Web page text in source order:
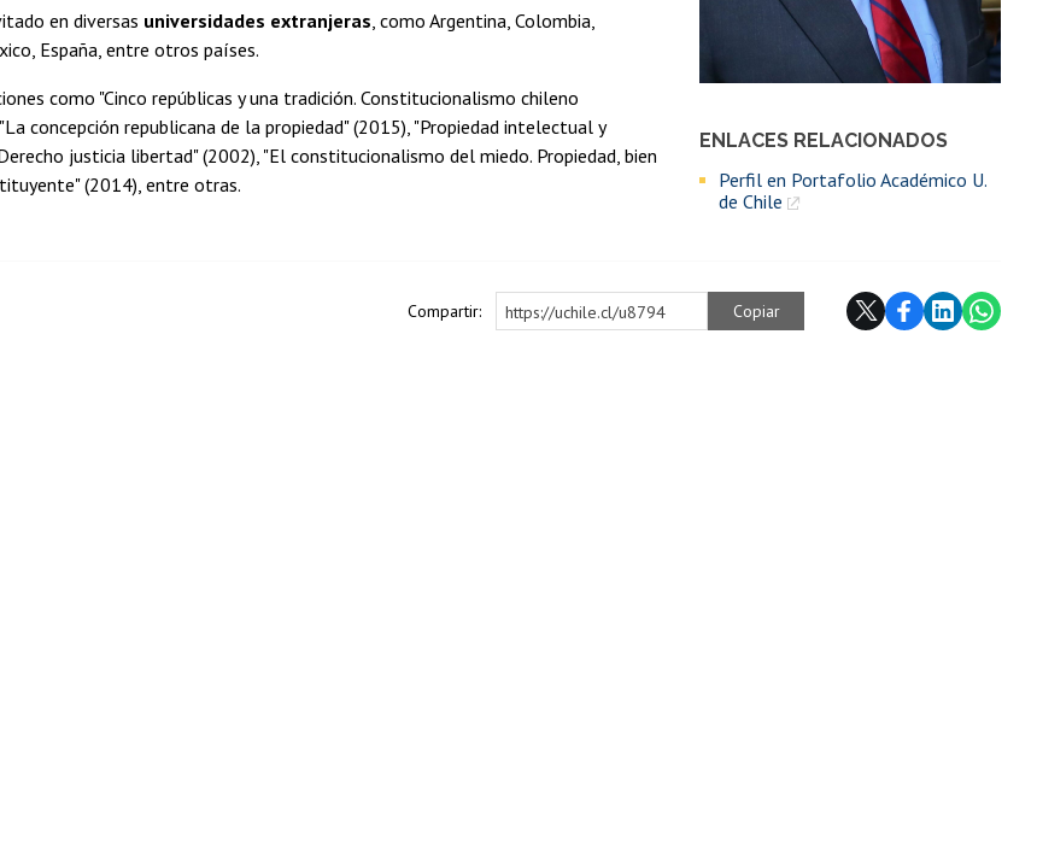
ENLACES RELACIONADOS
Perfil en Portafolio Académico U.
de Chile
en diversas universidades extranjeras , como Argentina, Colombia,
España, entre otros países.
como "Cinco repúblicas y una tradición. Constitucionalismo chileno
concepción republicana de la propiedad" (2015), "Propiedad intelectual y
justicia libertad" (2002), "El constitucionalismo del miedo. Propiedad, bien
(2014), entre otras.
Compartir: https://uchile.cl/u8794 Copiar